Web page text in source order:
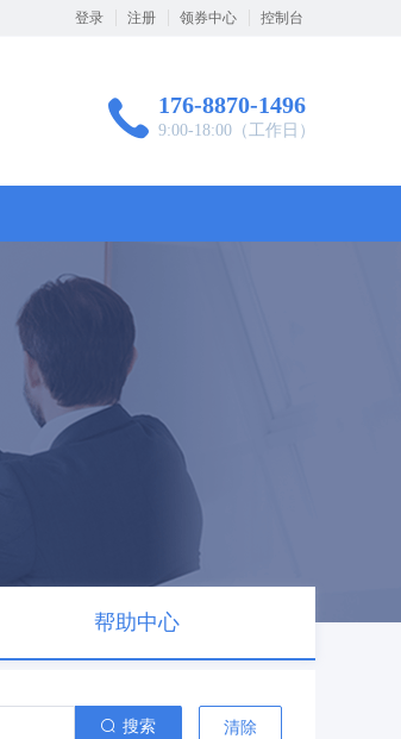
登录 注册 领券中心 控制台
176-8870-1496
9:00-18:00（工作日）
帮助中心
搜索 清除